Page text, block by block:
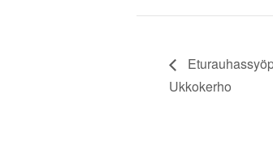
Ukkokerho